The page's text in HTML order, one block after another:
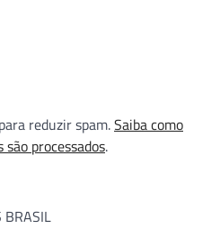
reduzir spam.Saiba como
processados.
BRASIL